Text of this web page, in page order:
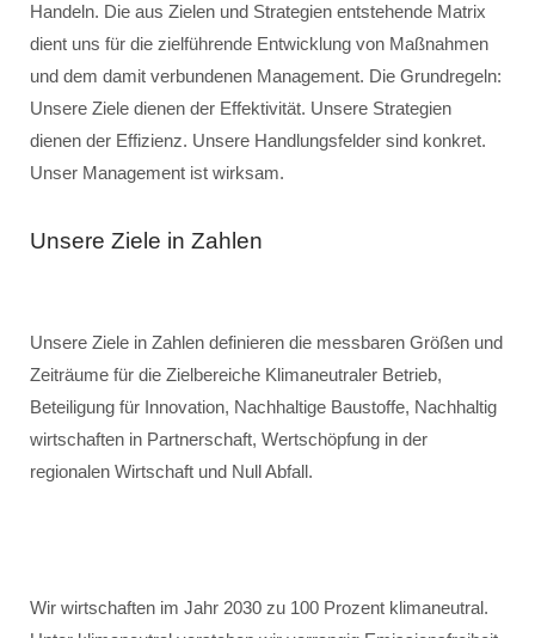
Handeln. Die aus Zielen und Strategien entstehende Matrix
dient uns für die zielführende Entwicklung von Maßnahmen
und dem damit verbundenen Management. Die Grundregeln:
Unsere Ziele dienen der Effektivität. Unsere Strategien
dienen der Effizienz. Unsere Handlungsfelder sind konkret.
Unser Management ist wirksam.
Unsere Ziele in Zahlen
Unsere Ziele in Zahlen definieren die messbaren Größen und
Zeiträume für die Zielbereiche Klimaneutraler Betrieb,
Beteiligung für Innovation, Nachhaltige Baustoffe, Nachhaltig
wirtschaften in Partnerschaft, Wertschöpfung in der
regionalen Wirtschaft und Null Abfall.
Wir wirtschaften im Jahr 2030 zu 100 Prozent klimaneutral.